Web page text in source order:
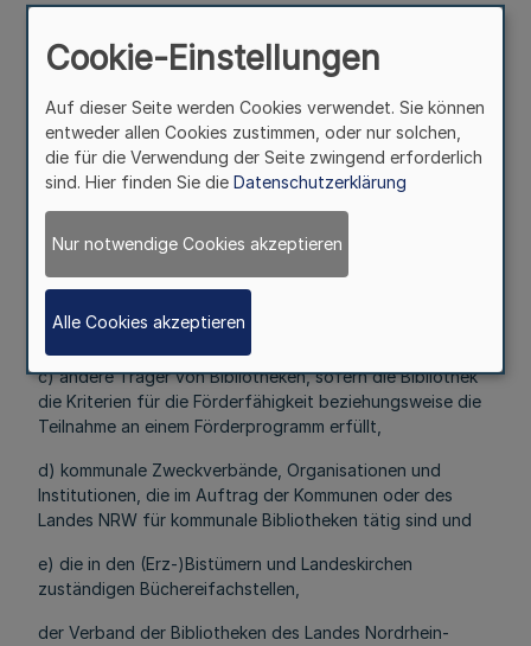
Förderprogramme ausgeschrieben.
3
Zuwendungsempfängerin oder
Zuwendungsempfänger
Antragsberechtigt sind
a) Gemeinden und Gemeindeverbände, die Träger von
eine Öffentliche Bibliothek einrichten wollen,
c) andere Träger von Bibliotheken, sofern die Bibliothek
die Kriterien für die Förderfähigkeit beziehungsweise die
Teilnahme an einem Förderprogramm erfüllt,
d) kommunale Zweckverbände, Organisationen und
Institutionen, die im Auftrag der Kommunen oder des
Landes NRW für kommunale Bibliotheken tätig sind und
e) die in den (Erz-)Bistümern und Landeskirchen
zuständigen Büchereifachstellen,
der Verband der Bibliotheken des Landes Nordrhein-
Cookie-Einstellungen
Auf dieser Seite werden Cookies verwendet. Sie können
entweder allen Cookies zustimmen, oder nur solchen,
die für die Verwendung der Seite zwingend erforderlich
sind. Hier finden Sie die Datenschutzerklärung
Nur notwendige Cookies akzeptieren
Alle Cookies akzeptieren